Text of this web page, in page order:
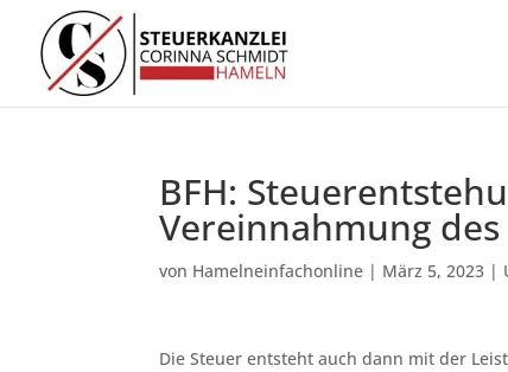
BFH:
Vereinnahmung
von Hamelneinfachonline | März 5, 2023 |
Die Steuer entsteht auch dann mit der